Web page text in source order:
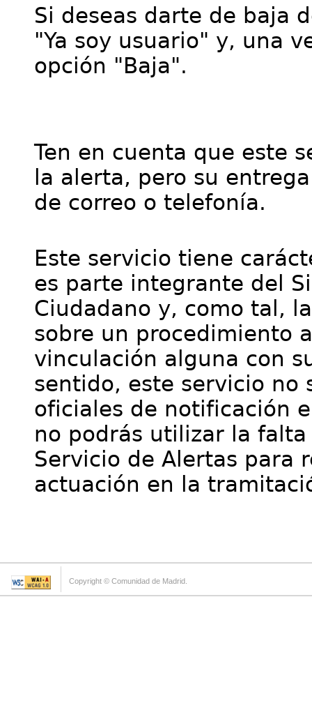
Si deseas darte de baja
"Ya soy usuario" y, una
opción "Baja".
Ten en cuenta que este
la alerta, pero su
de correo o telefonía.
Este servicio tiene
es parte integrante del
Ciudadano y, como tal,
sobre un procedimiento
vinculación alguna con
sentido, este servicio no
oficiales de notificación
no podrás utilizar la
Servicio de Alertas para
actuación en la
Copyright © Comunidad de Madrid.